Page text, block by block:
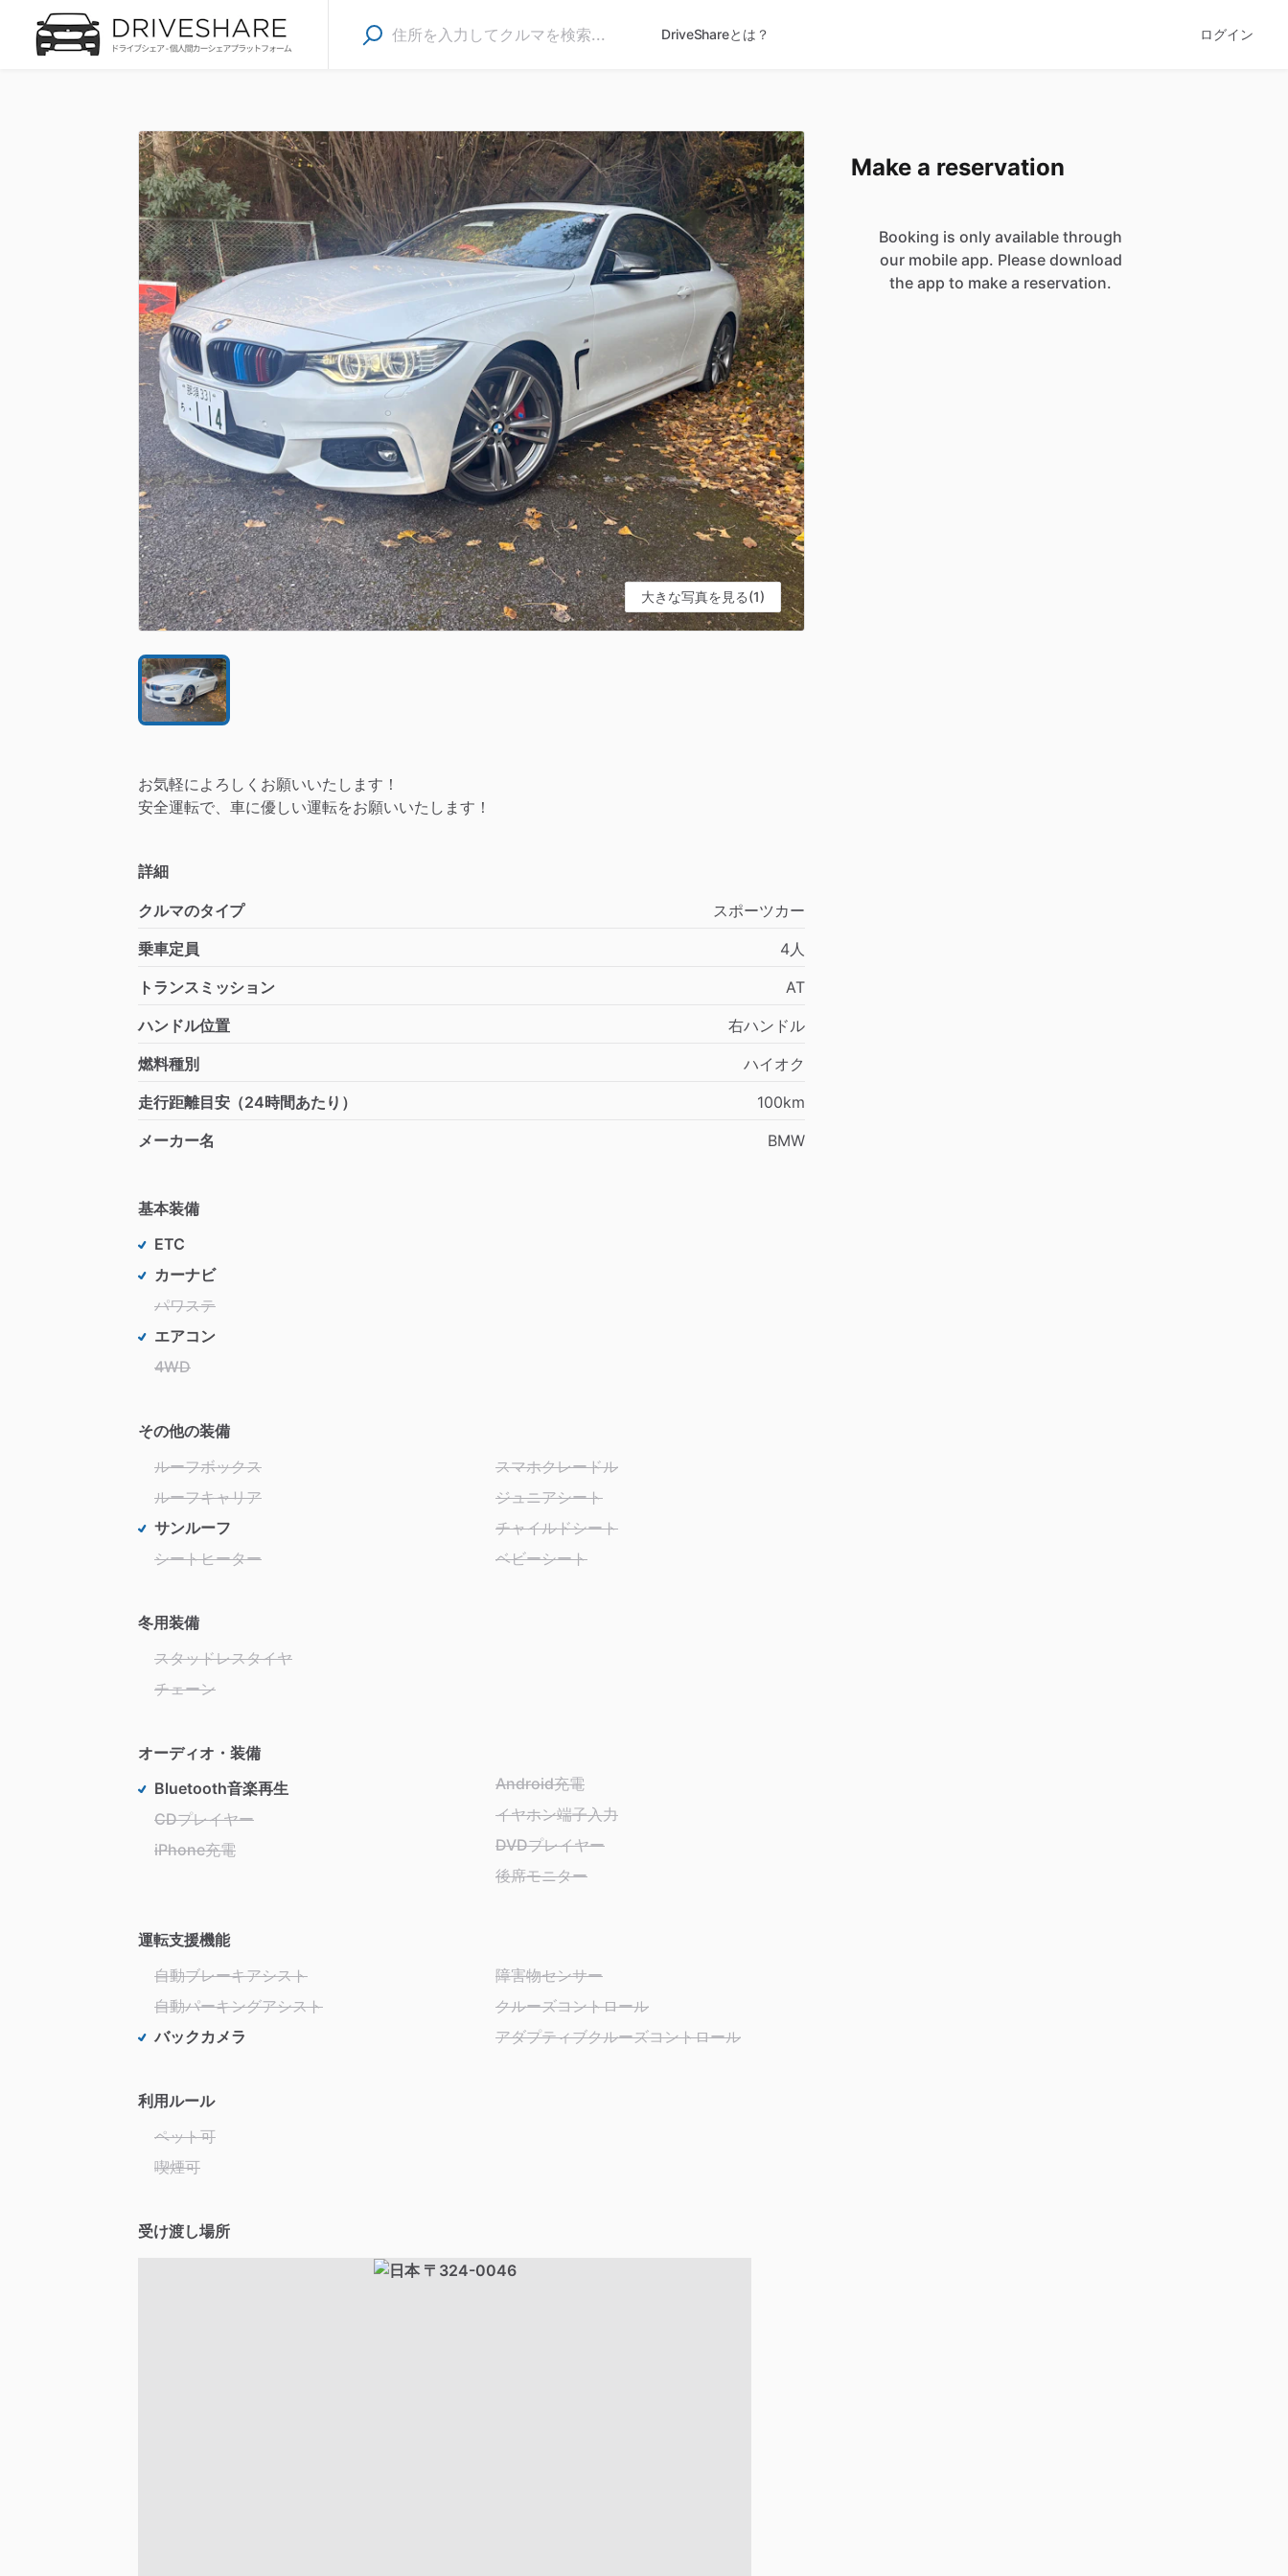
DriveShareとは？ ログイン
大きな写真を見る(1)
お気軽によろしくお願いいたします！
安全運転で、車に優しい運転をお願いいたします！
詳細
クルマのタイプ
スポーツカー
乗車定員
4人
トランスミッション
AT
ハンドル位置
右ハンドル
燃料種別
ハイオク
走行距離目安（24時間あたり）
100km
メーカー名
BMW
基本装備
ETC
カーナビ
パワステ
エアコン
4WD
その他の装備
ルーフボックス
ルーフキャリア
サンルーフ
シートヒーター
スマホクレードル
ジュニアシート
チャイルドシート
ベビーシート
冬用装備
スタッドレスタイヤ
チェーン
オーディオ・装備
Bluetooth音楽再生
CDプレイヤー
iPhone充電
Android充電
イヤホン端子入力
DVDプレイヤー
後席モニター
運転支援機能
自動ブレーキアシスト
自動パーキングアシスト
バックカメラ
障害物センサー
クルーズコントロール
アダプティブクルーズコントロール
利用ルール
ペット可
喫煙可
受け渡し場所
Make a reservation
Booking is only available through
our mobile app. Please download
the app to make a reservation.